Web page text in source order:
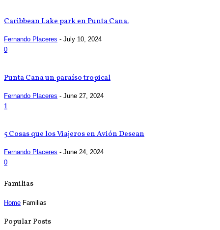
Caribbean Lake park en Punta Cana.
Fernando Placeres - July 10, 2024
0
Punta Cana un paraíso tropical
Fernando Placeres - June 27, 2024
1
5 Cosas que los Viajeros en Avión Desean
Fernando Placeres - June 24, 2024
0
Familias
Home Familias
Popular Posts